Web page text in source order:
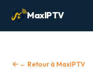
MaxIPTV
← Retour à MaxIPTV